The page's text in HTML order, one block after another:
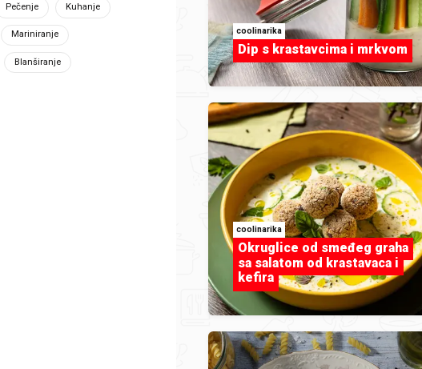
Aurora Gudlin
1000060494.jpg
Pečenje Kuhanje
Mariniranje
Blanširanje
coolinarika
Dip s krastavcima i mrkvom
coolinarika
Okruglice od smeđeg graha
sa salatom od krastavaca i
kefira